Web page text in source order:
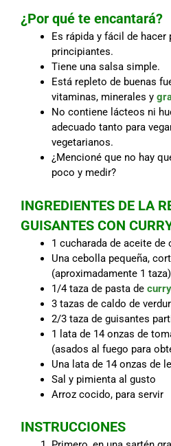
¿Por qué te encantará?
Es rápida y fácil de
principiantes.
Tiene una salsa simple.
Está repleto de buenas
vitaminas, minerales y
No contiene lácteos ni
adecuado tanto para
vegetarianos.
¿Mencioné que no hay
poco y medir?
INGREDIENTES DE LA
GUISANTES CON
1 cucharada de aceite de
Una cebolla pequeña,
(aproximadamente 1 taza)
1/4 taza de pasta de curry
3 tazas de caldo de
2/3 taza de guisantes
1 lata de 14 onzas de
(asados al fuego para
Una lata de 14 onzas de
Sal y pimienta al gusto
Arroz cocido, para servir
INSTRUCCIONES